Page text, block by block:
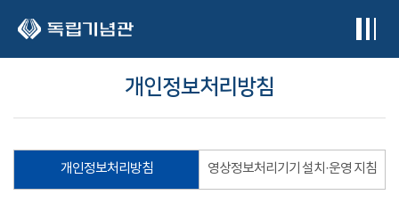
개인정보처리방침
개인정보처리방침 영상정보처리기기 설치·운영 지침